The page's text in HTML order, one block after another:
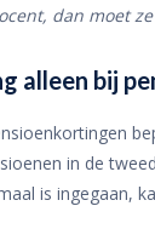
dan moet
alleen bij
in de
is ingegaan,